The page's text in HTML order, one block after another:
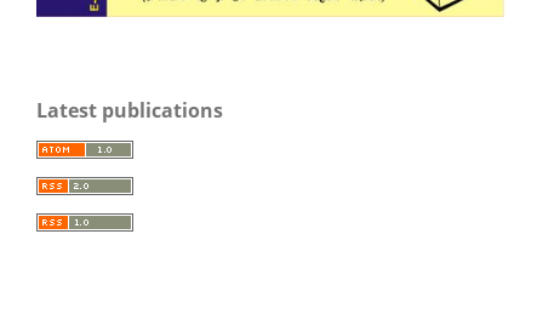
Latest publications